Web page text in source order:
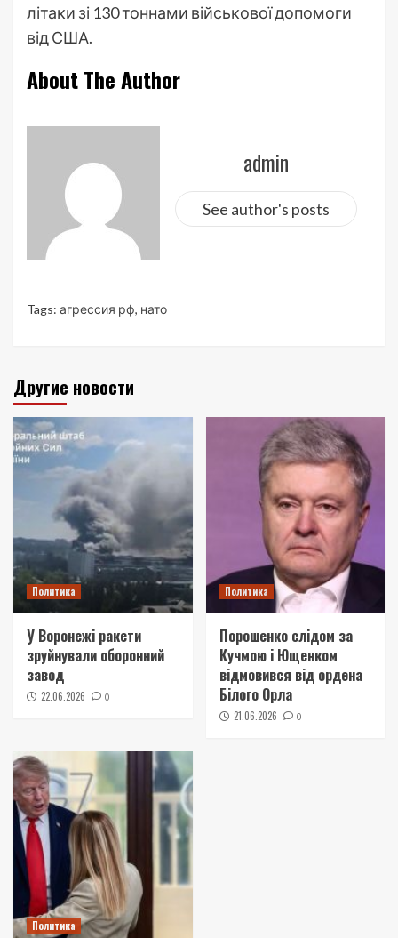
літаки зі 130 тоннами військової допомоги
від США.
About The Author
admin
See author's posts
Tags: агрессия рф, нато
Другие новости
Политика
У Воронежі ракети
зруйнували оборонний
завод
22.06.2026 0
Политика
Порошенко слідом за
Кучмою і Ющенком
відмовився від ордена
Білого Орла
21.06.2026 0
Политика